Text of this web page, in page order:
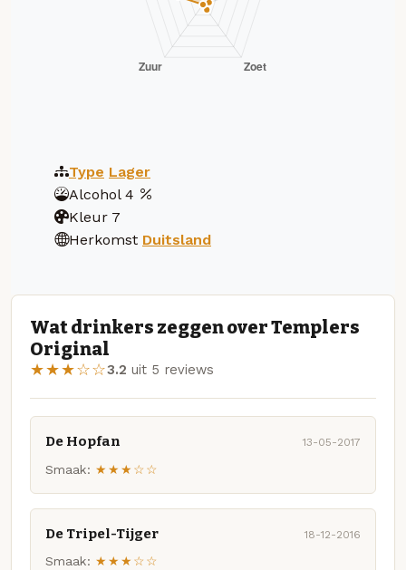
Type Lager
Alcohol 4
Kleur 7
Herkomst Duitsland
Wat drinkers zeggen over Templers
Original
★★★☆☆3.2 uit 5 reviews
De Hopfan 13-05-2017
Smaak: ★★★☆☆
De Tripel-Tijger 18-12-2016
Smaak: ★★★☆☆